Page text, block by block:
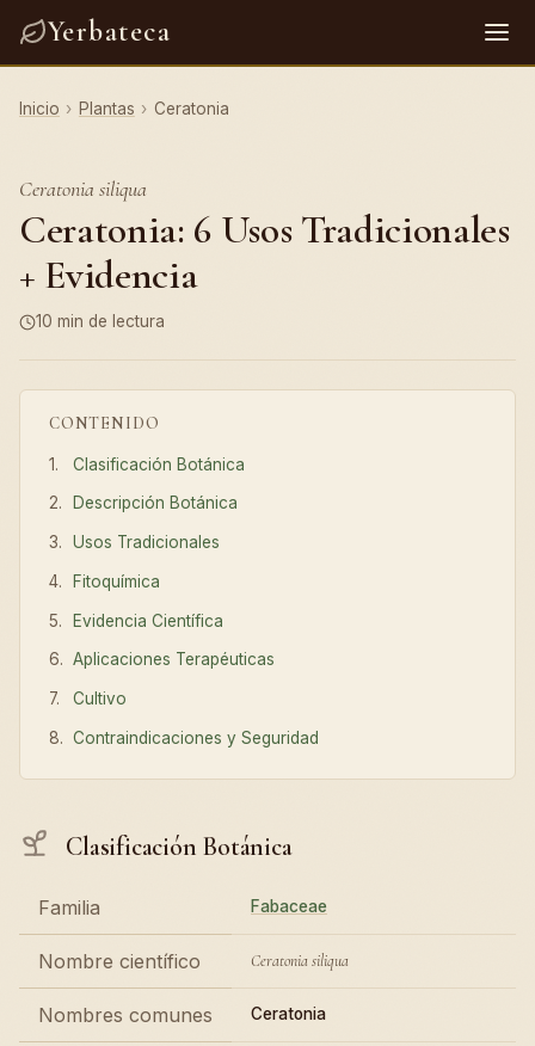
Yerbateca
Inicio › Plantas › Ceratonia
Ceratonia siliqua
Ceratonia: 6 Usos Tradicionales
+ Evidencia
10 min de lectura
CONTENIDO
Clasificación Botánica
Descripción Botánica
Usos Tradicionales
Fitoquímica
Evidencia Científica
Aplicaciones Terapéuticas
Cultivo
Contraindicaciones y Seguridad
Clasificación Botánica
Familia Fabaceae
Nombre científico Ceratonia siliqua
Nombres comunes Ceratonia